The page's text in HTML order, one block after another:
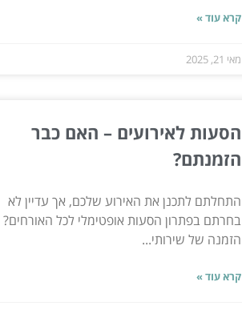
קרא עוד »
מאי 21, 2025
הסעות לאירועים – האם כבר
הזמנתם?
התחלתם לתכנן את האירוע שלכם, אך עדיין לא
בחרתם בפתרון הסעות אופטימלי לכל האורחים?
הזמנה של שירותי...
קרא עוד »